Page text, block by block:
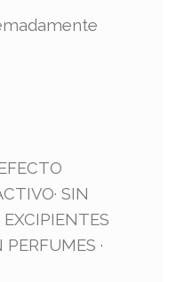
SIN
PERFUMES ·